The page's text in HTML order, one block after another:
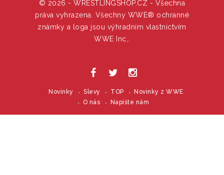
© 2026 - WRESTLINGSHOP.CZ - Všechna
práva vyhrazena. Všechny WWE® ochranné
známky a loga jsou výhradním vlastnictvím
WWE Inc,.
Novinky Slevy TOP
Novinky z WWE
O nás
Napište nám